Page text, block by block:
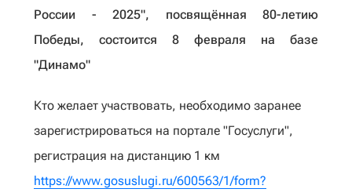
России - 2025", посвящённая 80-летию
Победы, состоится 8 февраля на базе
"Динамо"
Кто желает участвовать, необходимо заранее
зарегистрироваться на портале "Госуслуги",
регистрация на дистанцию 1 км
https://www.gosuslugi.ru/600563/1/form?